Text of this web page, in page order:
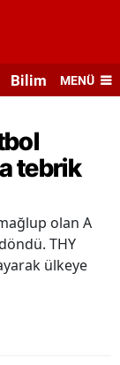
Bilim veMENÜ
tebrik
olan A
THY
ülkeye